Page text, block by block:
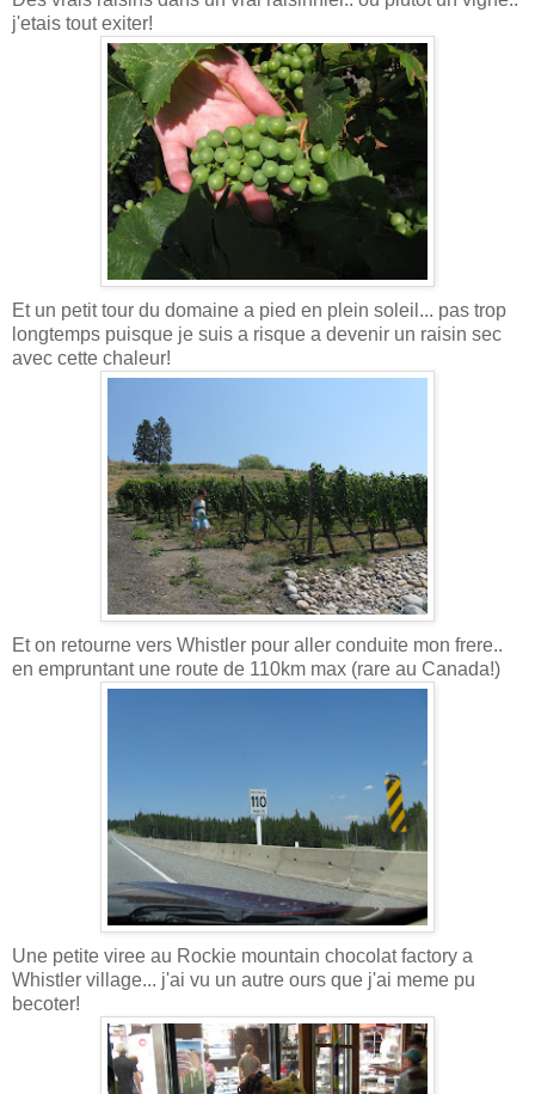
j'etais tout exiter!
Et un petit tour du domaine a pied en plein soleil... pas trop
longtemps puisque je suis a risque a devenir un raisin sec
avec cette chaleur!
Et on retourne vers Whistler pour aller conduite mon frere..
en empruntant une route de 110km max (rare au Canada!)
Une petite viree au Rockie mountain chocolat factory a
Whistler village... j'ai vu un autre ours que j'ai meme pu
becoter!